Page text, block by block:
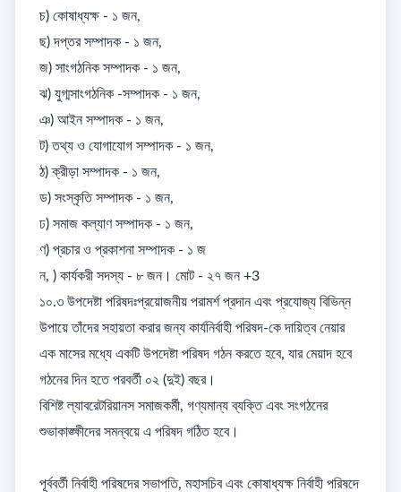
চ) কোষাধ্যক্ষ - ১ জন,
ছ) দপ্তর সম্পাদক - ১ জন,
জ) সাংগঠনিক সম্পাদক - ১ জন,
ঝ) যুগ্মসাংগঠনিক -সম্পাদক - ১ জন,
ঞ) আইন সম্পাদক - ১ জন,
ট) তথ্য ও যোগাযোগ সম্পাদক - ১ জন,
ঠ) ক্রীড়া সম্পাদক - ১ জন,
ড) সংস্কৃতি সম্পাদক - ১ জন,
ঢ) সমাজ কল্যাণ সম্পাদক - ১ জন,
ণ) প্রচার ও প্রকাশনা সম্পাদক - ১ জ
ন, ) কার্যকরী সদস্য - ৮ জন। মোট - ২৭ জন +3
১০.৩ উপদেষ্টা পরিষদঃপ্রয়োজনীয় পরামর্শ প্রদান এবং প্রযোজ্য বিভিন্ন
উপায়ে তাঁদের সহায়তা করার জন্য কার্যনির্বাহী পরিষদ-কে দায়িত্ব নেয়ার
এক মাসের মধ্যে একটি উপদেষ্টা পরিষদ গঠন করতে হবে, যার মেয়াদ হবে
গঠনের দিন হতে পরবর্তী ০২ (দুই) বছর।
বিশিষ্ট ল্যাবরেটরিয়ানস সমাজকর্মী, গণ্যমান্য ব্যক্তি এবং সংগঠনের
শুভাকাঙ্ক্ষীদের সমন্বয়ে এ পরিষদ গঠিত হবে।
পূর্ববর্তী নির্বাহী পরিষদের সভাপতি, মহাসচিব এবং কোষাধ্যক্ষ নির্বাহী পরিষদে